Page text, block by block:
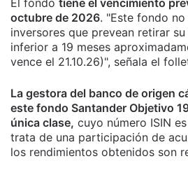
octubre de 2026. "Este fondo
inversores que prevean retirar
inferior a 19 meses
vence el 21.10.26)", señala el
La gestora del banco de origen
este fondo Santander Objetivo
única clase, cuyo número ISIN
trata de una participación de
los rendimientos obtenidos son